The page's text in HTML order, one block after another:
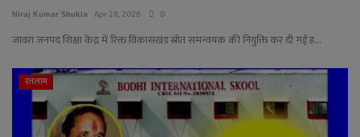
Niraj Kumar Shukla Apr 28, 2026 0
जावरा जनपद शिक्षा केंद्र में रिक्त विकासखंड स्रोत समन्वयक की नियुक्ति कर दी गई ह...
रतलाम